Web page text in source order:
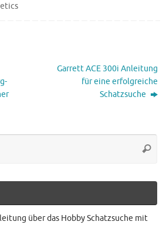
Garrett ACE 300i Anleitung
für eine erfolgreiche
Schatzsuche
über das Hobby Schatzsuche mit